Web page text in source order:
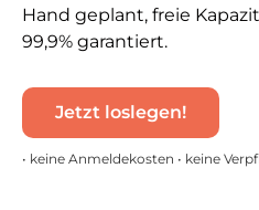
Hand geplant, freie
99,9% garantiert.
Jetzt loslegen!
• keine Anmeldekosten • keine